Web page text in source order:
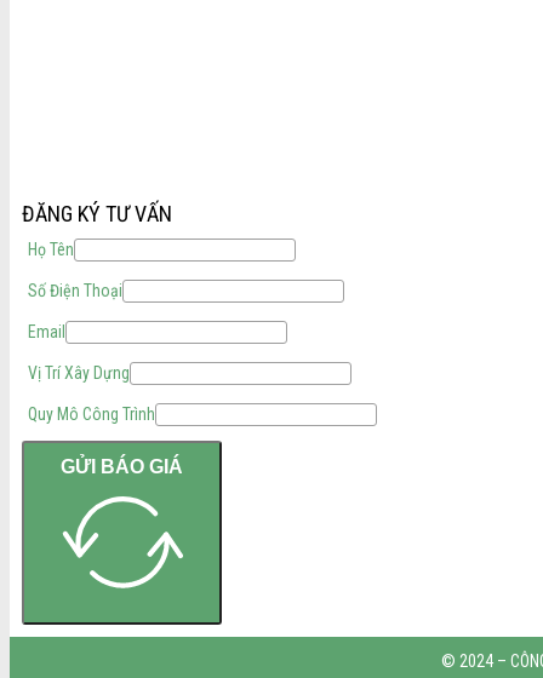
ĐĂNG KÝ TƯ VẤN
Họ Tên
Số Điện Thoại
Email
Vị Trí Xây Dựng
Quy Mô Công Trình
GỬI BÁO GIÁ
© 2024 –